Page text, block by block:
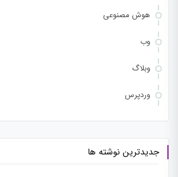
هوش مصنوعی
وب
وبلاگ
وردپرس
جدیدترین نوشته ها